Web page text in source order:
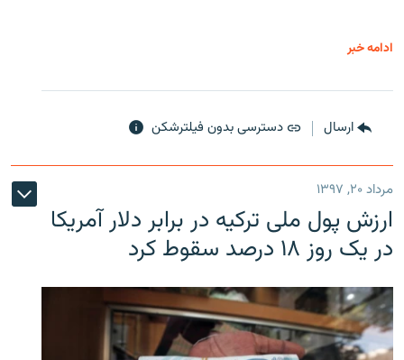
ادامه خبر
ارسال دسترسی بدون فیلترشکن
مرداد ۲۰, ۱۳۹۷
ارزش پول ملی ترکیه در برابر دلار آمریکا
در یک روز ۱۸ درصد سقوط کرد